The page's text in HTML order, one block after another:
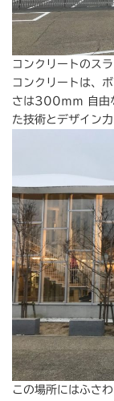
コンクリートのス
コンクリートは、
さは300ｍｍ 自由
た技術とデザイン
この場所にはふさ